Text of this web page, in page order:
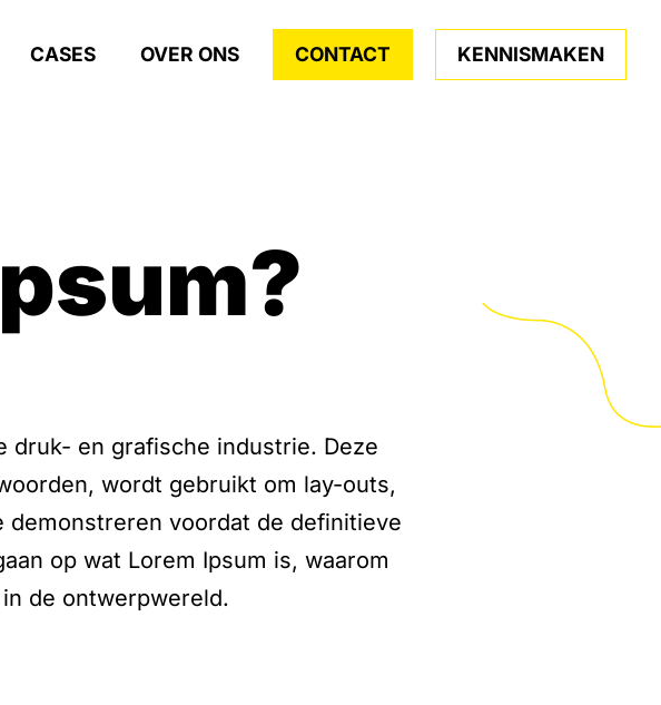
CASES OVER ONS CONTACT KENNISMAKEN
druk- en grafische industrie. Deze
wordt gebruikt om lay-outs,
demonstreren voordat de definitieve
op wat Lorem Ipsum is, waarom
de ontwerpwereld.